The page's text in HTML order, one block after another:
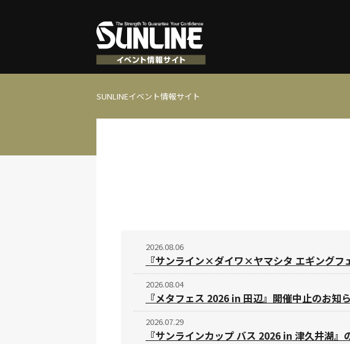
SUNLINEイベント情報サイト
2026.08.06
『サンライン×ダイワ×ヤマシタ エギング
2026.08.04
『メタフェス 2026 in 田辺』開催中止のお知
2026.07.29
『サンラインカップ バス 2026 in 津久井湖』